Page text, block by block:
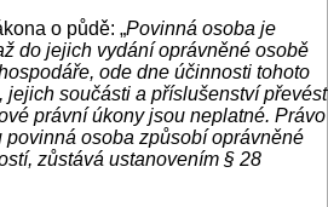
o půdě: „Povinná osoba je
do jejich vydání oprávněné osobě
ode dne účinnosti tohoto
jejich součásti a příslušenství převést
právní úkony jsou neplatné. Právo
povinná osoba způsobí oprávněné
zůstává ustanovením § 28